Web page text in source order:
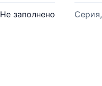
Не заполнено